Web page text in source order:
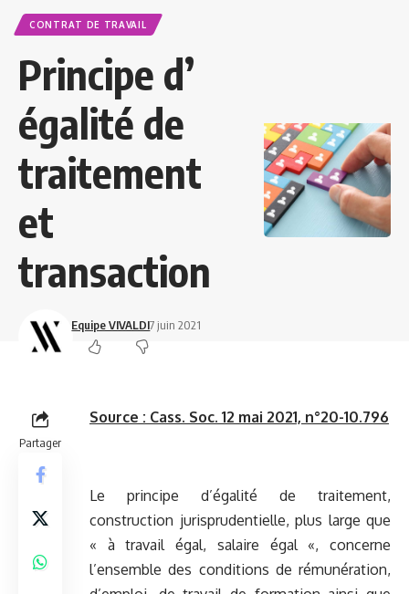
CONTRAT DE TRAVAIL
Principe d’
égalité de
traitement
et
transaction
Equipe VIVALDI7 juin 2021
Partager
Source : Cass. Soc. 12 mai 2021, n°20-10.796
Le principe d’égalité de traitement,
construction jurisprudentielle, plus large que
« à travail égal, salaire égal «, concerne
l’ensemble des conditions de rémunération,